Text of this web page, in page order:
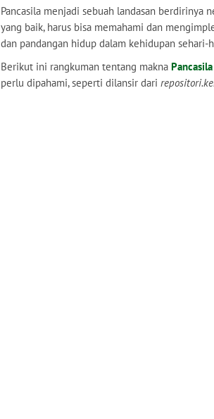
Pancasila menjadi sebuah landasan berdirinya
yang baik, harus bisa memahami dan
dan pandangan hidup dalam kehidupan sehari-
Berikut ini rangkuman tentang makna Pancasila
perlu dipahami, seperti dilansir dari